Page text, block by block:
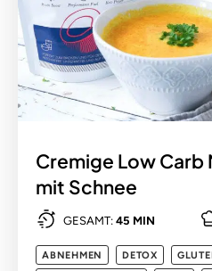
Cremige Low Carb
mit Schnee
GESAMT: 45 MIN
ABNEHMEN DETOX